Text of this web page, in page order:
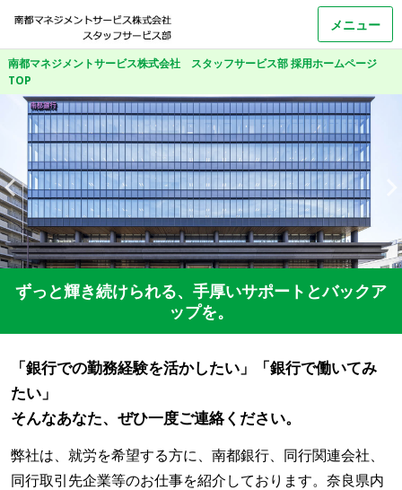
メニュー
南都マネジメントサービス株式会社 スタッフサービス部 採用ホームページ
TOP
ずっと輝き続けられる、手厚いサポートとバックア
ップを。
「銀行での勤務経験を活かしたい」「銀行で働いてみ
たい」
そんなあなた、ぜひ一度ご連絡ください。
弊社は、就労を希望する方に、南都銀行、同行関連会社、
同行取引先企業等のお仕事を紹介しております。奈良県内